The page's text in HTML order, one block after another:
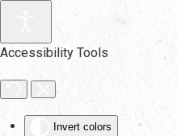
Accessibility Tools
Invert colors
Skip to main content